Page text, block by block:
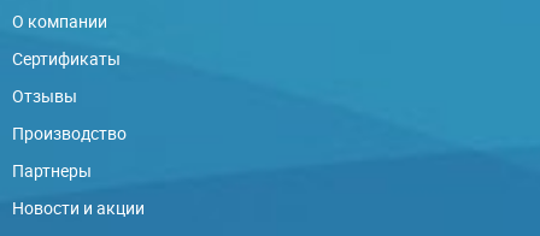
О компании
Сертификаты
Отзывы
Производство
Партнеры
Новости и акции